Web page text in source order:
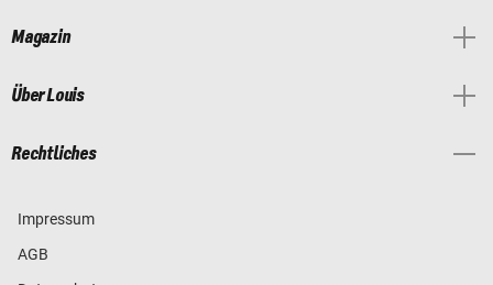
Magazin
Über Louis
Rechtliches
Impressum
AGB